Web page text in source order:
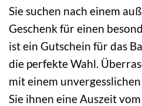
Sie suchen nach einem
Geschenk für einen
ist ein Gutschein für das
die perfekte Wahl.
mit einem
Sie ihnen eine Auszeit